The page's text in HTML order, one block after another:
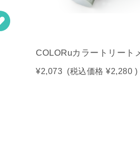
COLORuカラートリート
¥2,073 (税込価格 ¥2,280 )